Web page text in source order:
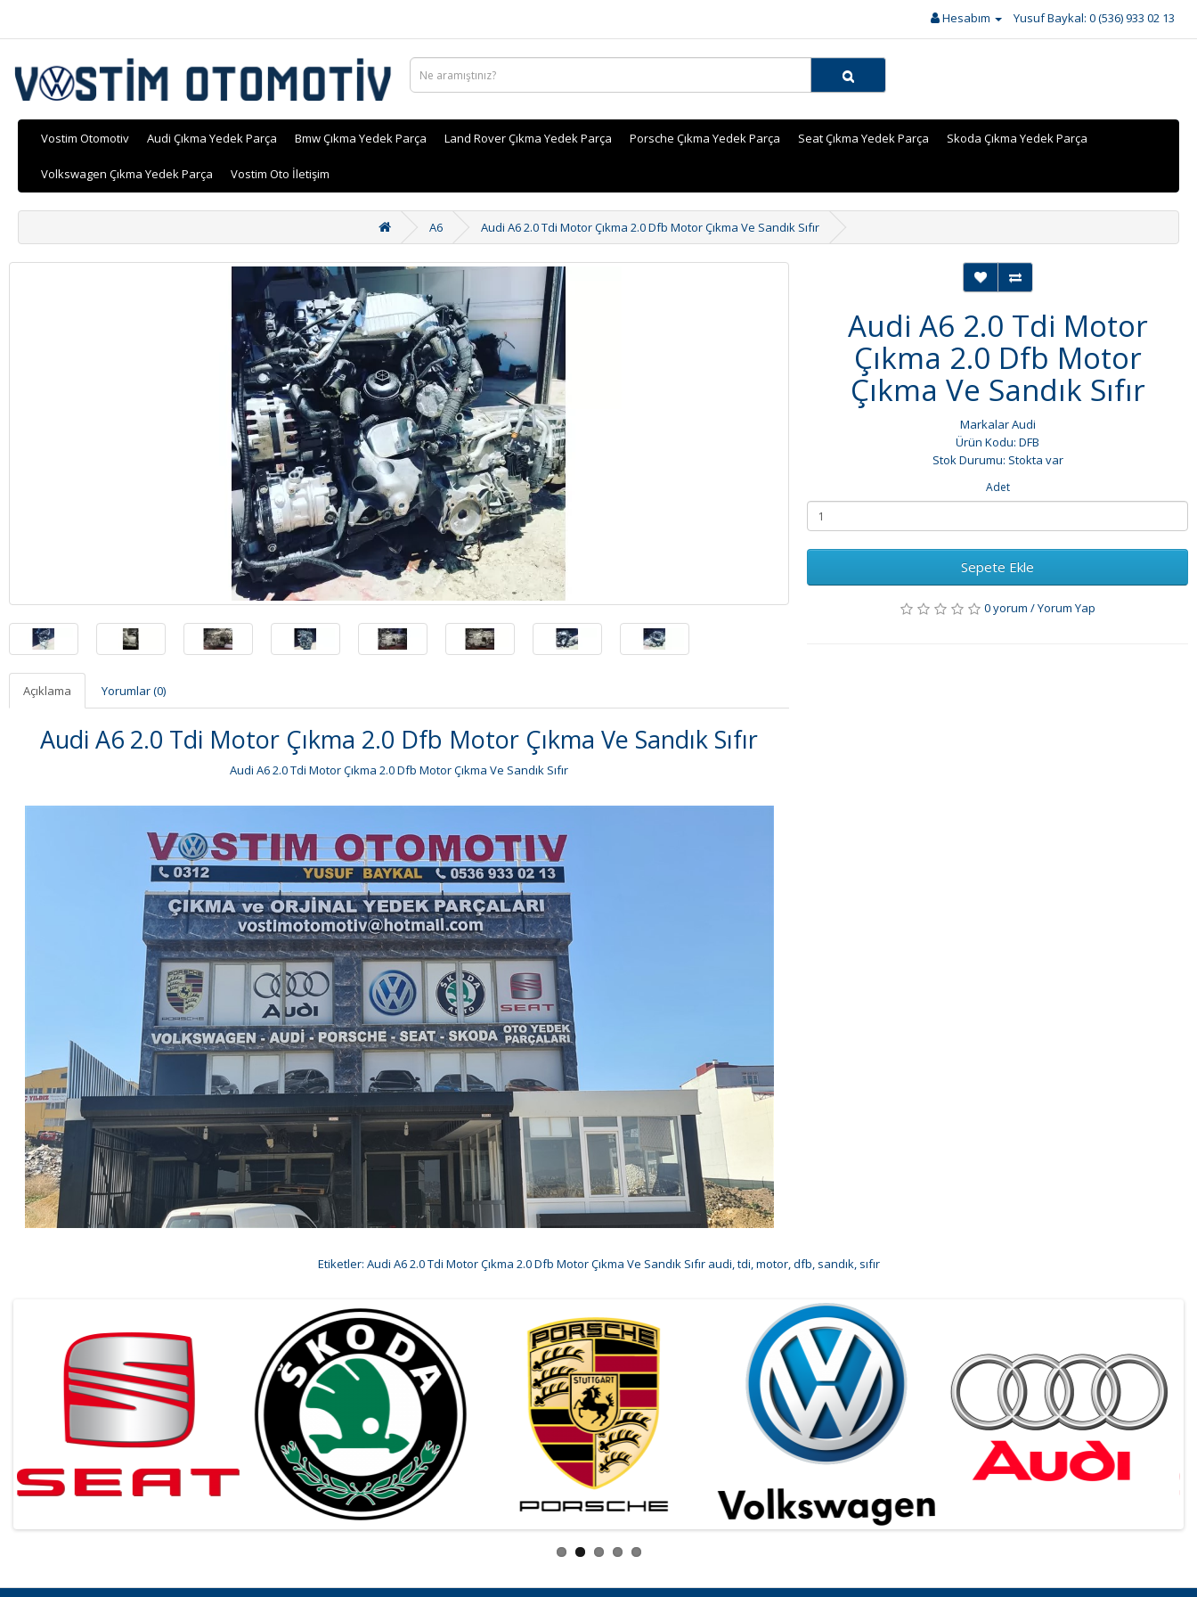
Hesabım Yusuf Baykal: 0 (536) 933 02 13
Vostim Otomotiv Audi Çıkma Yedek Parça Bmw Çıkma Yedek Parça Land Rover Çıkma Yedek Parça Porsche Çıkma Yedek Parça Seat Çıkma Yedek Parça Skoda Çıkma Yedek Parça
Volkswagen Çıkma Yedek Parça Vostim Oto İletişim
A6 Audi A6 2.0 Tdi Motor Çıkma 2.0 Dfb Motor Çıkma Ve Sandık Sıfır
Açıklama Yorumlar (0)
Audi A6 2.0 Tdi Motor Çıkma 2.0 Dfb Motor Çıkma Ve Sandık Sıfır
Audi A6 2.0 Tdi Motor Çıkma 2.0 Dfb Motor Çıkma Ve Sandık Sıfır
Audi A6 2.0 Tdi Motor
Çıkma 2.0 Dfb Motor
Çıkma Ve Sandık Sıfır
MarkalarAudi
Ürün Kodu: DFB
Stok Durumu: Stokta var
Adet
Sepete Ekle
0 yorum /Yorum Yap
Etiketler: Audi A6 2.0 Tdi Motor Çıkma 2.0 Dfb Motor Çıkma Ve Sandık Sıfır audi,tdi,motor,dfb, sandık, sıfır